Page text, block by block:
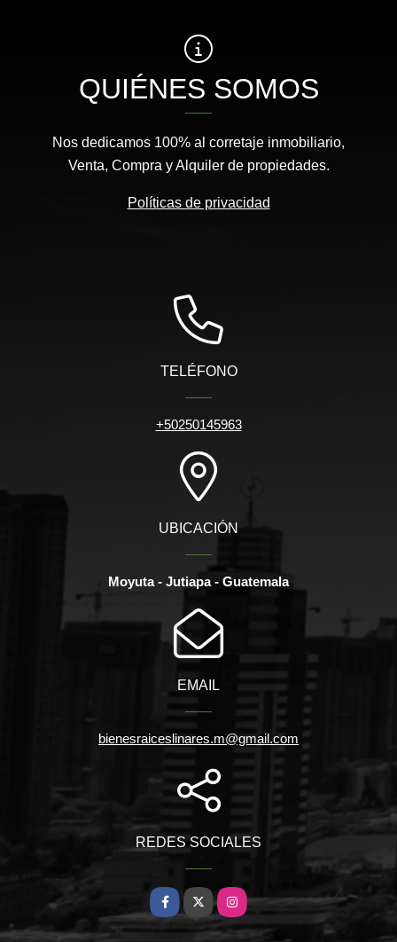
QUIÉNES SOMOS
Nos dedicamos 100% al corretaje inmobiliario,
Venta, Compra y Alquiler de propiedades.
Políticas de privacidad
TELÉFONO
+50250145963
UBICACIÓN
Moyuta - Jutiapa - Guatemala
EMAIL
bienesraiceslinares.m@gmail.com
REDES SOCIALES
Facebook
X Instagram